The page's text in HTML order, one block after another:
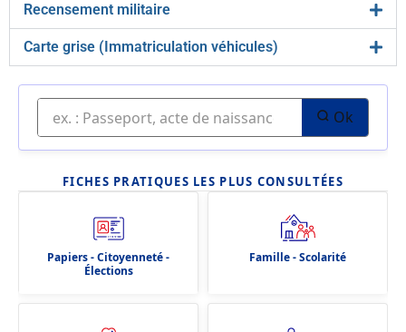
Recensement militaire
Carte grise (Immatriculation véhicules)
Ok
FICHES PRATIQUES LES PLUS CONSULTÉES
Papiers - Citoyenneté -
Élections
Famille - Scolarité